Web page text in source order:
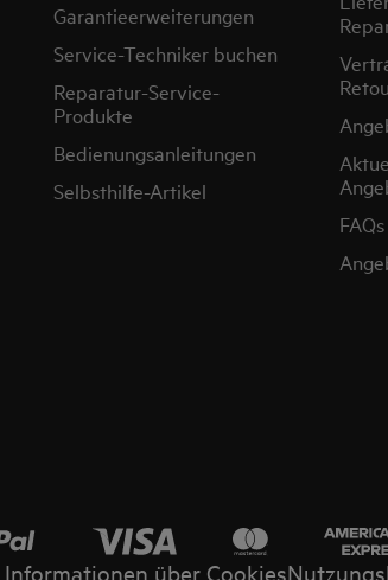
Garantieerweiterungen
Service-Techniker buchen
Reparatur-Service-
Produkte
Bedienungsanleitungen
Selbsthilfe-Artikel
über Cookies